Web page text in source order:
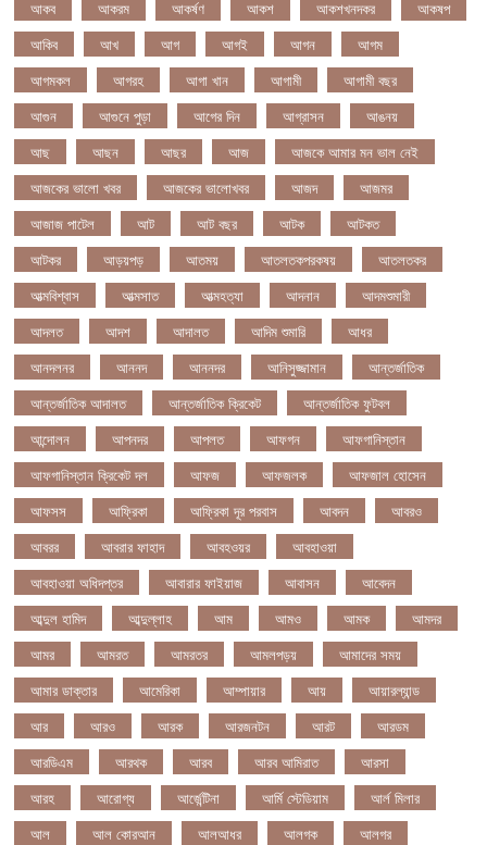
আকব আকরম আকর্ষণ আকশ আকশখনদকর
আকষপ
আকিব
আখ আগ আগই আগন
আগম
আগমকল
আগরহ আগা খান আগামী
আগামী বছর
আগুন
আগুনে পুড়া আগের দিন আগ্রাসন
আঙনয়
আছ
আছন আছর আজ
আজকে আমার মন ভাল নেই
আজকের ভালো খবর
আজকের ভালোখবর আজদ
আজমর
আজাজ পাটেল
আট আট বছর আটক
আটকত
আটকর
আড়য়পড় আতময় আতলতকপরকষয়
আতলতকর
আত্মবিশ্বাস
আত্মসাত আত্মহত্যা আদনান
আদমশুমারী
আদলত
আদশ আদালত আদিম শুমারি
আধর
আনদলনর
আননদ আননদর আনিসুজ্জামান
আন্তর্জাতিক
আন্তর্জাতিক আদালত
আন্তর্জাতিক ক্রিকেট
আন্তর্জাতিক ফুটবল
আন্দোলন
আপনদর আপলত আফগন
আফগানিস্তান
আফগানিস্তান ক্রিকেট দল
আফজ আফজলক
আফজাল হোসেন
আফসস
আফ্রিকা আফ্রিকা দূর পরবাস আবদন
আবরও
আবরর
আবরার ফাহাদ আবহওয়র
আবহাওয়া
আবহাওয়া অধিদপ্তর
আবারার ফাইয়াজ আবাসন
আবেদন
আব্দুল হামিদ
আব্দুল্লাহ আম আমও আমক
আমদর
আমর
আমরত আমরতর আমলপড়য়
আমাদের সময়
আমার ডাক্তার
আমেরিকা আম্পায়ার আয়
আয়ারল্যান্ড
আর
আরও আরক আরজনটন আরট
আরডম
আরডিএম
আরথক আরব আরব আমিরাত
আরসা
আরহ
আরোগ্য আর্জেন্টিনা আর্মি স্টেডিয়াম
আর্ল মিলার
আল
আল কোরআন আলআধর আলগক
আলগর